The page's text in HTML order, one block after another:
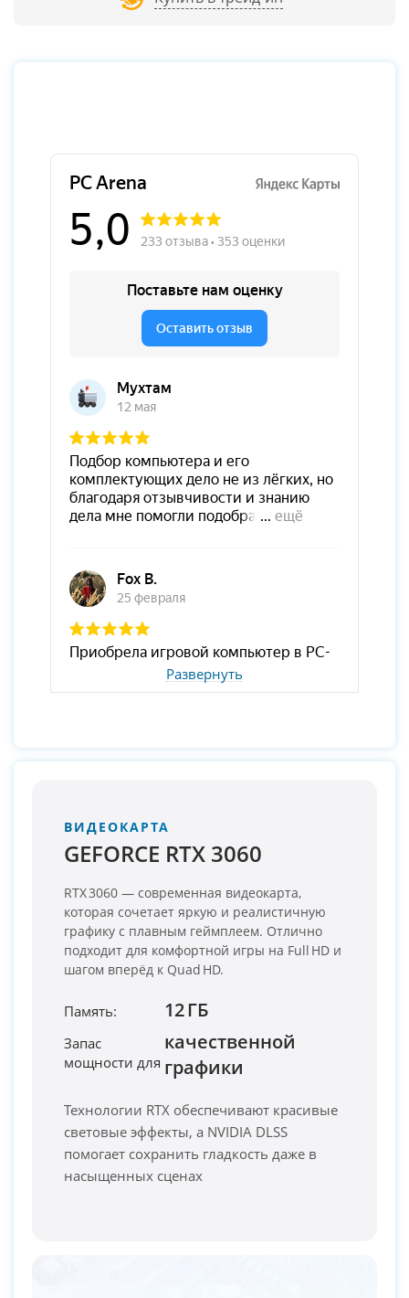
Развернуть
ВИДЕОКАРТА
GEFORCE RTX 3060
RTX 3060 — современная видеокарта,
которая сочетает яркую и реалистичную
графику с плавным геймплеем. Отлично
подходит для комфортной игры на Full HD и
шагом вперёд к Quad HD.
Память: 12 ГБ
Запас
мощности для
качественной
графики
Технологии RTX обеспечивают красивые
световые эффекты, а NVIDIA DLSS
помогает сохранить гладкость даже в
насыщенных сценах